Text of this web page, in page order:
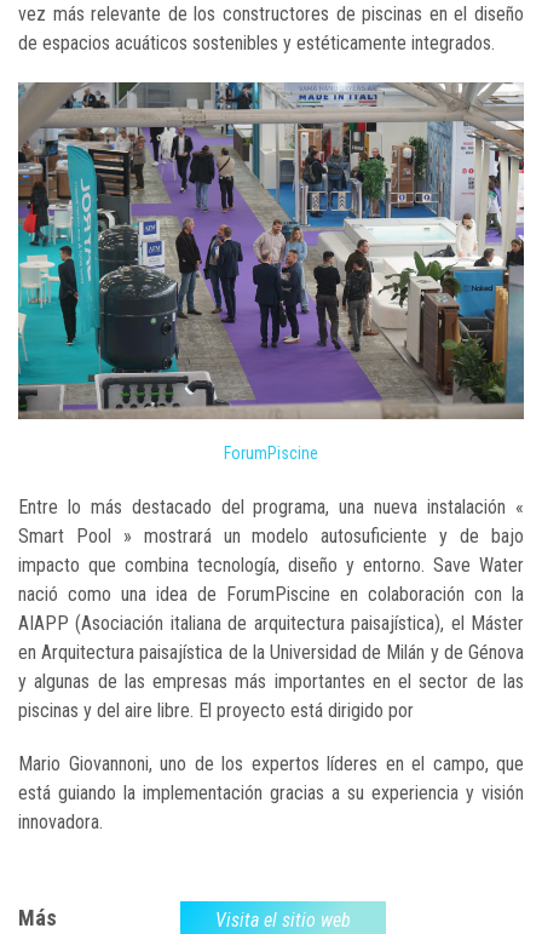
vez más relevante de los constructores de piscinas en el diseño
de espacios acuáticos sostenibles y estéticamente integrados.
ForumPiscine
Entre lo más destacado del programa, una nueva instalación «
Smart Pool » mostrará un modelo autosuficiente y de bajo
impacto que combina tecnología, diseño y entorno. Save Water
nació como una idea de ForumPiscine en colaboración con la
AIAPP (Asociación italiana de arquitectura paisajística), el Máster
en Arquitectura paisajística de la Universidad de Milán y de Génova
y algunas de las empresas más importantes en el sector de las
piscinas y del aire libre. El proyecto está dirigido por
Mario Giovannoni, uno de los expertos líderes en el campo, que
está guiando la implementación gracias a su experiencia y visión
innovadora.
Más
Visita el sitio web